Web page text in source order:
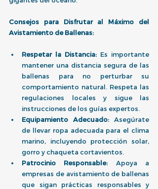
Consejos para Disfrutar al Máximo del
Avistamiento de Ballenas:
Respetar la Distancia: Es importante
mantener una distancia segura de las
ballenas para no perturbar su
comportamiento natural. Respeta las
regulaciones locales y sigue las
instrucciones de los guías expertos.
Equipamiento Adecuado: Asegúrate
de llevar ropa adecuada para el clima
marino, incluyendo protección solar,
gorro y chaqueta cortavientos.
Patrocinio Responsable: Apoya a
empresas de avistamiento de ballenas
que sigan prácticas responsables y